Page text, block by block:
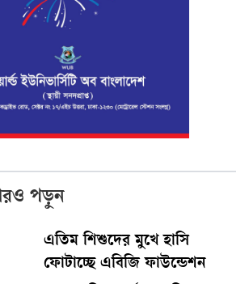
পড়ুন
এতিম শিশুদের মুখে হাসি
ফোটাচ্ছে এবিজি ফাউন্ডেশন